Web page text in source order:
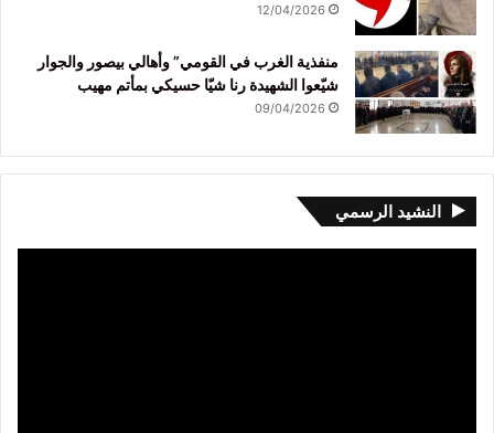
12/04/2026
منفذية الغرب في القومي” وأهالي بيصور والجوار
شيّعوا الشهيدة رنا شيّا حسيكي بمأتم مهيب
09/04/2026
النشيد الرسمي